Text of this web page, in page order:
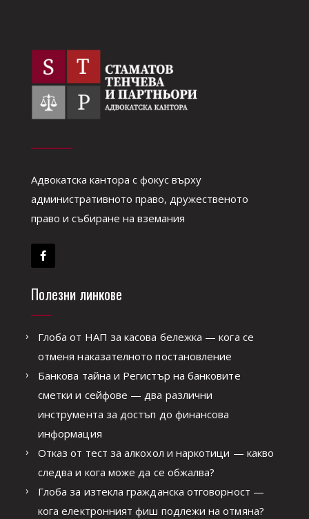
Адвокатска кантора с фокус върху
административното право, дружественото
право и събиране на вземания
Полезни линкове
Глоба от НАП за касова бележка — кога се
отменя наказателното постановление
Банкова тайна и Регистър на банковите
сметки и сейфове — два различни
инструмента за достъп до финансова
информация
Отказ от тест за алкохол и наркотици — какво
следва и кога може да се обжалва?
Глоба за изтекла гражданска отговорност —
кога електронният фиш подлежи на отмяна?